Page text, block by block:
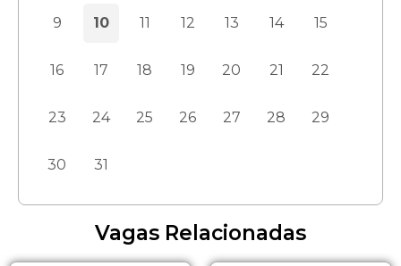
9 10 11 12 13 14 15
16 17 18 19 20 21 22
23 24 25 26 27 28 29
30 31
Vagas Relacionadas